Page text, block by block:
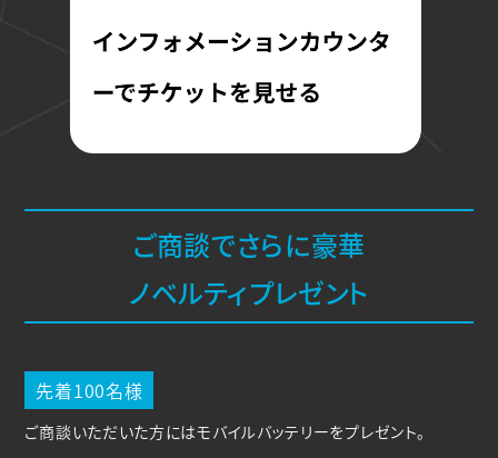
ご商談でさらに豪華
ノベルティプレゼント
先着100名様
ご商談いただいた方にはモバイルバッテリーをプレゼント。